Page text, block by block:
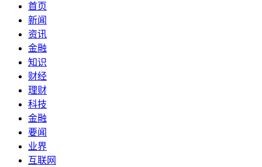
首页
新闻
资讯
金融
知识
财经
理财
科技
金融
要闻
业界
互联网